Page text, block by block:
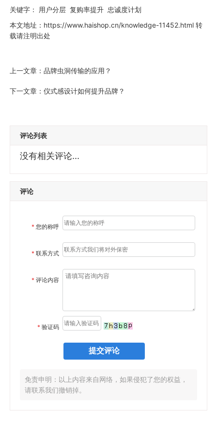
关键字： 用户分层 复购率提升 忠诚度计划
本文地址： https://www.haishop.cn/knowledge-11452.html 转
载请注明出处
上一文章： 品牌虫洞传输的应用？
下一文章： 仪式感设计如何提升品牌？
评论列表
没有相关评论...
评论
* 您的称呼
* 联系方式
* 评论内容
* 验证码
免责申明：以上内容来自网络，如果侵犯了您的权益，
请联系我们撤销掉。